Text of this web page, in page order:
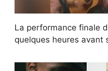
La performance finale
quelques heures avant